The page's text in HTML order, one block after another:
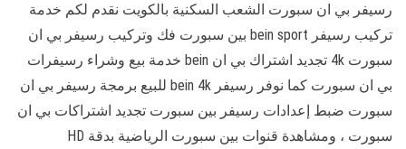
رسيفر بي ان سبورت الشعب السكنية بالكويت نقدم لكم خدمة
تركيب رسيفر bein sport بين سبورت فك وتركيب رسيفر بي ان
سبورت 4k تجديد اشتراك بي ان bein خدمة بيع وشراء رسيفرات
بي ان سبورت كما نوفر رسيفر bein 4k للبيع برمجة رسيفر بي ان
سبورت ضبط إعدادات رسيفر بين سبورت تجديد اشتراكات بي ان
سبورت ، ومشاهدة قنوات بين سبورت الرياضية بدقة HD